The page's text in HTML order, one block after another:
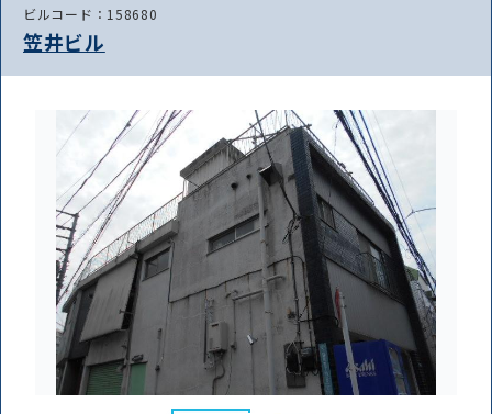
ビルコード：158680
笠井ビル